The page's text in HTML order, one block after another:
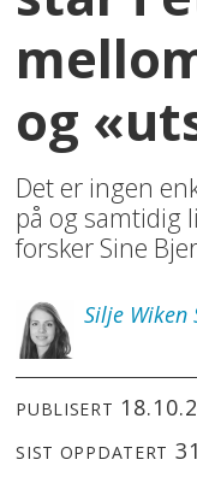
og
Det er ingen
på og samtidig
forsker Sine
Silje Wiken
PUBLISERT
SIST OPPDATERT